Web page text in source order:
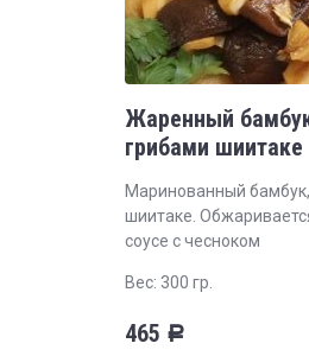
Жаренный
грибами шиитаке
Маринованный
шиитаке.
соусе с чесноком
Вес: 300 гр.
465 Р